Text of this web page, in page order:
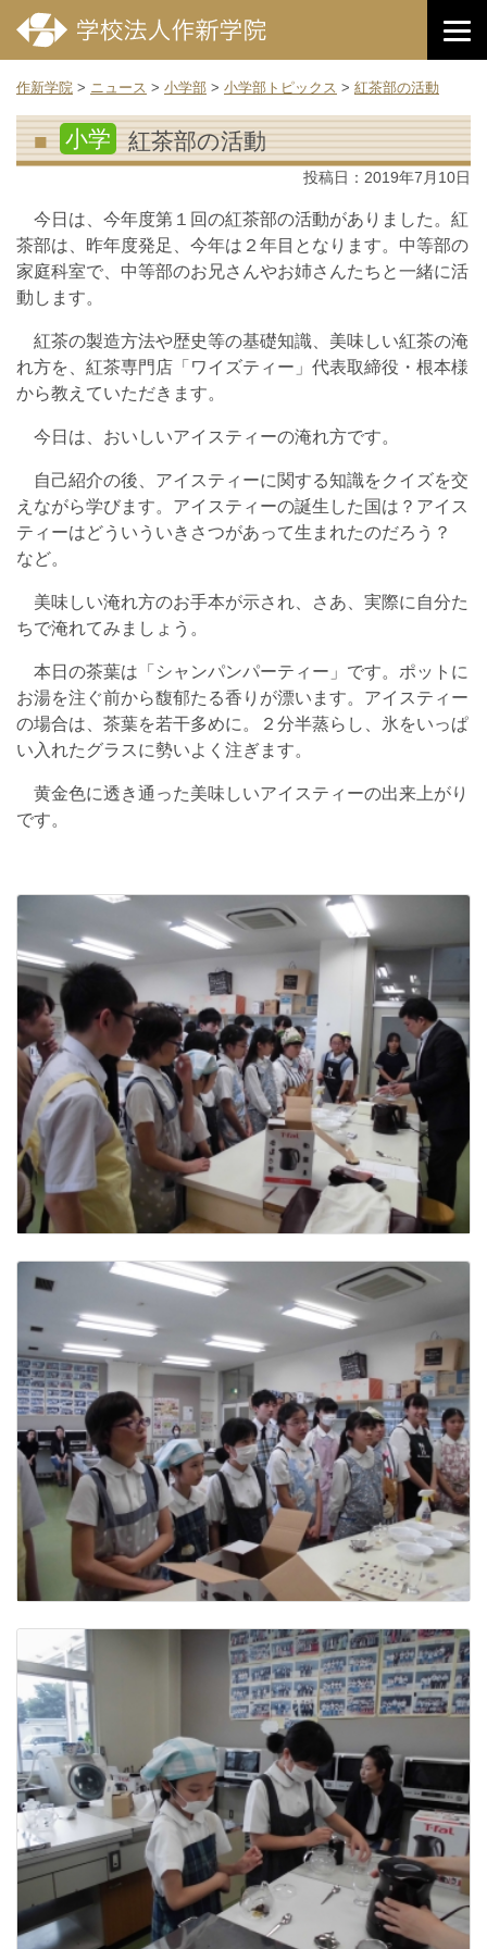
作新学院 > ニュース > 小学部 > 小学部トピックス > 紅茶部の活動
小学 紅茶部の活動
投稿日： 2019年7月10日
今日は、今年度第１回の紅茶部の活動がありました。紅
茶部は、昨年度発足、今年は２年目となります。中等部の
家庭科室で、中等部のお兄さんやお姉さんたちと一緒に活
動します。
紅茶の製造方法や歴史等の基礎知識、美味しい紅茶の淹
れ方を、紅茶専門店「ワイズティー」代表取締役・根本様
から教えていただきます。
今日は、おいしいアイスティーの淹れ方です。
自己紹介の後、アイスティーに関する知識をクイズを交
えながら学びます。アイスティーの誕生した国は？アイス
ティーはどういういきさつがあって生まれたのだろう？
など。
美味しい淹れ方のお手本が示され、さあ、実際に自分た
ちで淹れてみましょう。
本日の茶葉は「シャンパンパーティー」です。ポットに
お湯を注ぐ前から馥郁たる香りが漂います。アイスティー
の場合は、茶葉を若干多めに。２分半蒸らし、氷をいっぱ
い入れたグラスに勢いよく注ぎます。
黄金色に透き通った美味しいアイスティーの出来上がり
です。